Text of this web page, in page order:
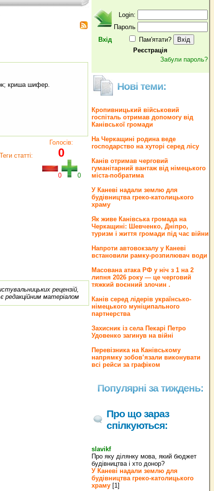
криша шифер.
Теги статті:
Голосів:
0
0 0
рецензій,
редакційним матеріалом
Вхід
Login:
Пароль
Пам'ятати?
Реєстрація
Забули пароль?
Нові теми:
Кропивницький військовий
госпіталь отримав допомогу від
Канівської громади
На Черкащині родина веде
господарство на хуторі серед лісу
Канів отримав черговий
гуманітарний вантаж від німецького
міста-побратима
У Каневі надали землю для
будівництва греко‐католицького
храму
Як живе Канівська громада на
Черкащині: Шевченко, Дніпро,
туризм і життя громади під час війни
Напроти автовокзалу у Каневі
встановили рамку-розпилювач води
Масована атака РФ у ніч з 1 на 2
липня 2026 року — це черговий
тяжкий воєнний злочин .
Канів серед лідерів українсько-
німецького муніципального
партнерства
Захисник із села Пекарі Петро
Удовенко загинув на війні
Перевізника на Канівському
напрямку зобов’язали виконувати
всі рейси за графіком
Популярні за тиждень:
Про що зараз
спілкуються:
slavikf
Про яку ділянку мова, який бюджет
будівництва і хто донор?
У Каневі надали землю для
будівництва греко‐католицького
храму [1]